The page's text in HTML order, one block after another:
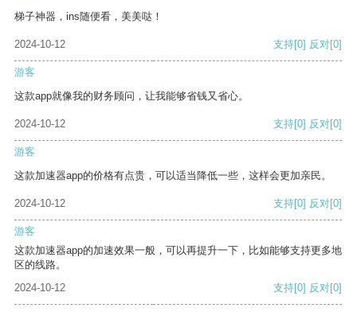
梯子神器，ins随便看，美美哒！
2024-10-12 支持[0] 反对[0]
游客
这款app就像我的财务顾问，让我能够省钱又省心。
2024-10-12 支持[0] 反对[0]
游客
这款加速器app的价格有点贵，可以适当降低一些，这样会更加亲民。
2024-10-12 支持[0] 反对[0]
游客
这款加速器app的加速效果一般，可以再提升一下，比如能够支持更多地
区的线路。
2024-10-12
支持[0] 反对[0]